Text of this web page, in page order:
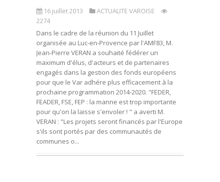
16 juillet 2013
ACTUALITE VAROISE
2274
Dans le cadre de la réunion du 11 Juillet
organisée au Luc-en-Provence par l'AMF83, M.
Jean-Pierre VERAN a souhaité fédérer un
maximum d'élus, d'acteurs et de partenaires
engagés dans la gestion des fonds européens
pour que le Var adhére plus efficacement à la
prochaine programmation 2014-2020. "FEDER,
FEADER, FSE, FEP : la manne est trop importante
pour qu'on la laisse s'envoler ! " a averti M.
VERAN : "Les projets seront financés par l'Europe
s'ils sont portés par des communautés de
communes o...